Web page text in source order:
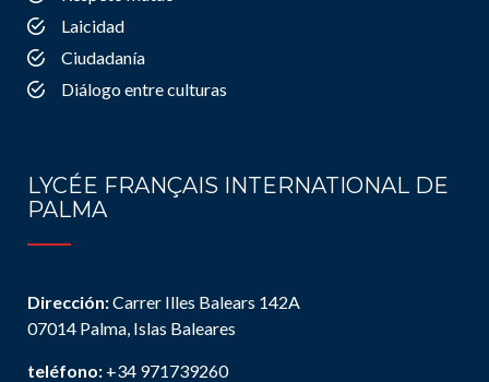
Laicidad
Ciudadanía
Diálogo entre culturas
LYCÉE FRANÇAIS INTERNATIONAL DE
PALMA
Dirección:Carrer Illes Balears 142A
07014 Palma, Islas Baleares
teléfono: +34 971739260